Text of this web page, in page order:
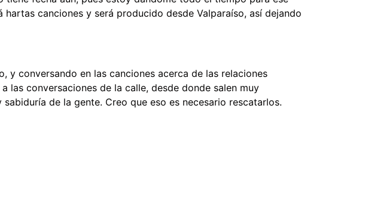
canciones y será producido desde Valparaíso, así dejando
conversando en las canciones acerca de las relaciones
las conversaciones de la calle, desde donde salen muy
de la gente. Creo que eso es necesario rescatarlos.